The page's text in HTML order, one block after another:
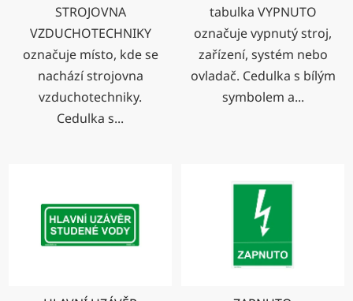
STROJOVNA
VZDUCHOTECHNIKY
označuje místo, kde se
nachází strojovna
vzduchotechniky.
Cedulka s...
tabulka VYPNUTO
označuje vypnutý stroj,
zařízení, systém nebo
ovladač. Cedulka s bílým
symbolem a...